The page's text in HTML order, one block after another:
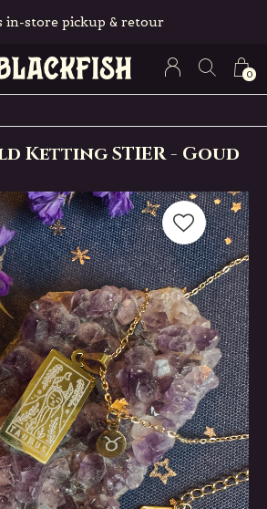
0
in-store pickup & retour
Ketting STIER - Goud